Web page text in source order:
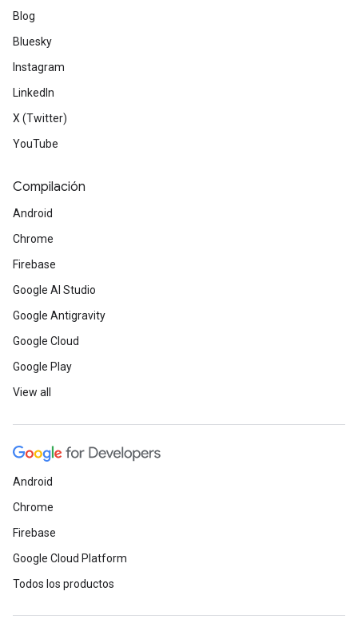
Blog
Bluesky
Instagram
LinkedIn
X (Twitter)
YouTube
Compilación
Android
Chrome
Firebase
Google AI Studio
Google Antigravity
Google Cloud
Google Play
View all
Android
Chrome
Firebase
Google Cloud Platform
Todos los productos